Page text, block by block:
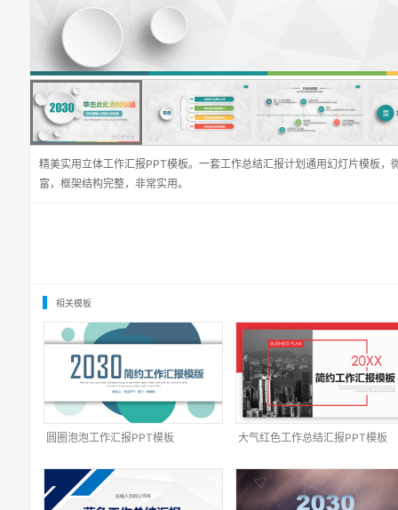
精美实用立体工作汇报PPT模板。一套工作总结汇报计划通用幻灯片模板
富，框架结构完整，非常实用。
相关模板
圆圈泡泡工作汇报PPT模板 大气红色工作总结汇报PPT模板